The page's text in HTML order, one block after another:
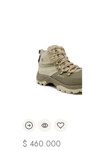
460.000